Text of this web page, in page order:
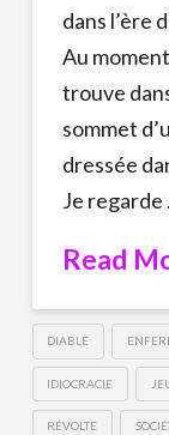
dans l’ère
Au
trouve
sommet
dressée
Je regarde
Read
DIABLE
IDIOCRACIE
RÉVOLTE